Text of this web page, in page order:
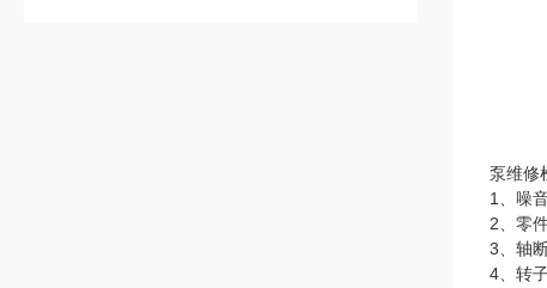
泵维修
1、噪
2、零
3、轴
4、转